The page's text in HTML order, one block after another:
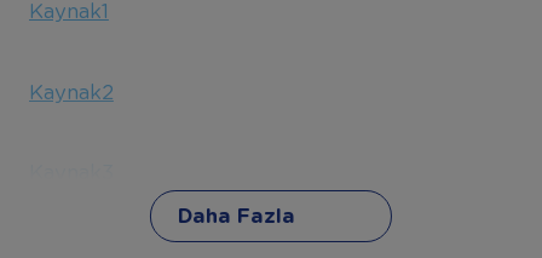
Kaynak1
Kaynak2
Daha Fazla